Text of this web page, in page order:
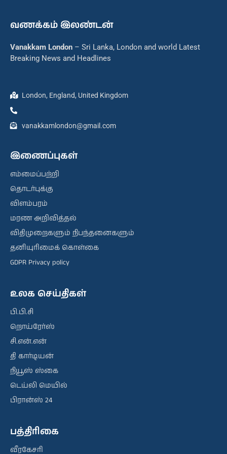
வணக்கம் இலண்டன்
Vanakkam London – Sri Lanka, London and world Latest
Breaking News and Headlines
London, England, United Kingdom
vanakkamlondon@gmail.com
இணைப்புகள்
எம்மைப்பற்றி
தொடர்புக்கு
விளம்பரம்
மரண அறிவித்தல்
விதிமுறைகளும் நிபந்தனைகளும்
தனியுரிமைக் கொள்கை
GDPR Privacy policy
உலக செய்திகள்
பி.பி.சி
றொய்ரேர்ஸ்
சி.என்.என்
தி கார்டியன்
நியூஸ் ஸ்கை
டெய்லி மெயில்
பிரான்ஸ் 24
பத்திரிகை
வீரகேசரி